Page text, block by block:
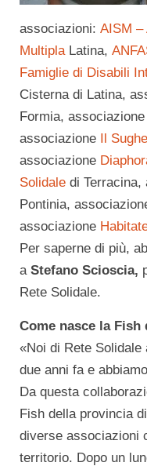
associazioni: AISM –
MultiplaLatina,
Famiglie di Disabili
Cisterna di Latina,
Formia, associazione
associazione Il
associazione
Solidale di Terracina,
Pontinia,
associazione
Per saperne di più,
a Stefano Scioscia,
Rete Solidale.
Come nasce la Fish
«Noi di Rete Solidale
due anni fa e
Da questa
Fish della provincia
diverse associazioni
territorio. Dopo un